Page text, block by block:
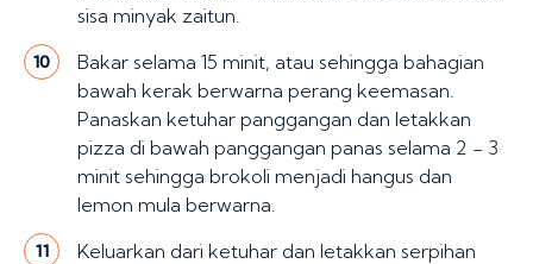
sisa minyak zaitun.
10
Bakar selama 15 minit, atau sehingga bahagian
bawah kerak berwarna perang keemasan.
Panaskan ketuhar panggangan dan letakkan
pizza di bawah panggangan panas selama 2 - 3
minit sehingga brokoli menjadi hangus dan
lemon mula berwarna.
11
Keluarkan dari ketuhar dan letakkan serpihan